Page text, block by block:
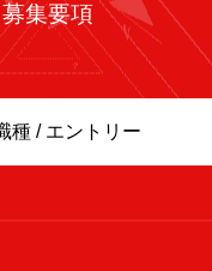
募集要項
種 / エントリー